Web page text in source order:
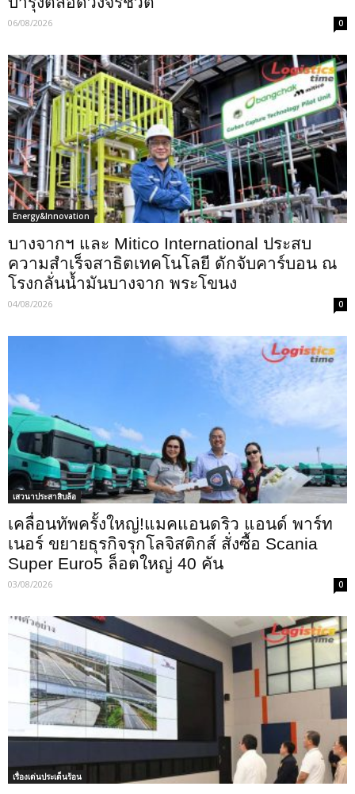
06/08/2026 0
Energy&Innovation
บางจากฯ และ Mitico International ประสบ
ความสำเร็จสาธิตเทคโนโลยี ดักจับคาร์บอน ณ
โรงกลั่นน้ำมันบางจาก พระโขนง
04/08/2026 0
เสวนาประสาสิบล้อ
เคลื่อนทัพครั้งใหญ่!แมคแอนดริว แอนด์ พาร์ท
เนอร์ ขยายธุรกิจรุกโลจิสติกส์ สั่งซื้อ Scania
Super Euro5 ล็อตใหญ่ 40 คัน
03/08/2026 0
เรื่องเด่นประเด็นร้อน